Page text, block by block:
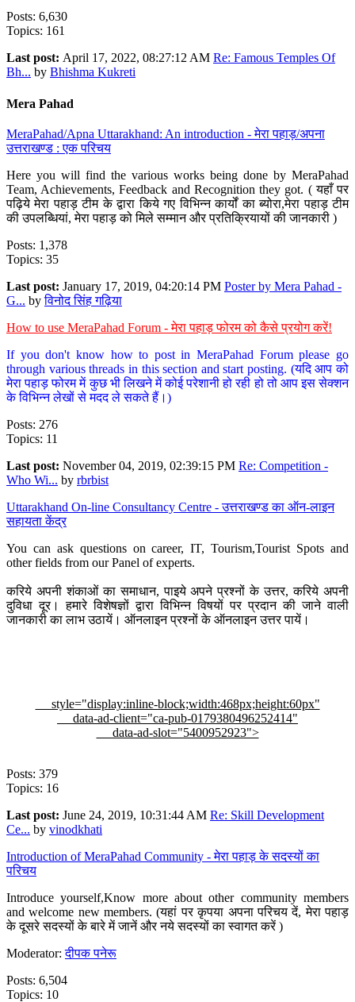
Posts: 6,630
Topics: 161
Last post: April 17, 2022, 08:27:12 AM Re: Famous Temples Of
Bh... by Bhishma Kukreti
Mera Pahad
MeraPahad/Apna Uttarakhand: An introduction - मेरा पहाड़/अपना
उत्तराखण्ड : एक परिचय
Here you will find the various works being done by MeraPahad
Team, Achievements, Feedback and Recognition they got. ( यहाँ पर
पढ़िये मेरा पहाड़ टीम के द्वारा किये गए विभिन्न कार्यों का ब्योरा,मेरा पहाड़ टीम
की उपलब्धियां, मेरा पहाड़ को मिले सम्मान और प्रतिक्रियायों की जानकारी )
Posts: 1,378
Topics: 35
Last post: January 17, 2019, 04:20:14 PM Poster by Mera Pahad -
G... byविनोद सिंह गढ़िया
How to use MeraPahad Forum - मेरा पहाड़ फोरम को कैसे प्रयोग करें!
If you don't know how to post in MeraPahad Forum please go
through various threads in this section and start posting. (यदि आप को
मेरा पहाड़ फोरम में कुछ भी लिखने में कोई परेशानी हो रही हो तो आप इस सेक्शन
के विभिन्न लेखों से मदद ले सकते हैं।)
Posts: 276
Topics: 11
Last post: November 04, 2019, 02:39:15 PM Re: Competition -
Who Wi... by rbrbist
Uttarakhand On-line Consultancy Centre - उत्तराखण्ड का ऑन-लाइन
सहायता केंद्र
You can ask questions on career, IT, Tourism,Tourist Spots and
other fields from our Panel of experts.
करिये अपनी शंकाओं का समाधान, पाइये अपने प्रश्नों के उत्तर, करिये अपनी
दुविधा दूर। हमारे विशेषज्ञों द्वारा विभिन्न विषयों पर प्रदान की जाने वाली
जानकारी का लाभ उठायें। ऑनलाइन प्रश्नों के ऑनलाइन उत्तर पायें।
style="display:inline-block;width:468px;height:60px"
data-ad-client="ca-pub-0179380496252414"
data-ad-slot="5400952923">
Posts: 379
Topics: 16
Last post: June 24, 2019, 10:31:44 AM Re: Skill Development
Ce... by vinodkhati
Introduction of MeraPahad Community - मेरा पहाड़ के सदस्यों का
परिचय
Introduce yourself,Know more about other community members
and welcome new members. (यहां पर कृपया अपना परिचय दें, मेरा पहाड़
के दूसरे सदस्यों के बारे में जानें और नये सदस्यों का स्वागत करें )
Moderator:दीपक पनेरू
Posts: 6,504
Topics: 10